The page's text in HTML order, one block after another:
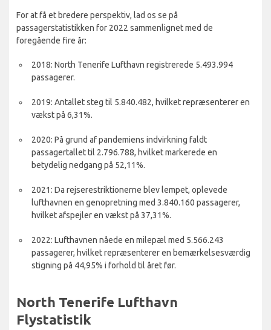
For at få et bredere perspektiv, lad os se på
passagerstatistikken for 2022 sammenlignet med de
foregående fire år:
2018: North Tenerife Lufthavn registrerede 5.493.994
passagerer.
2019: Antallet steg til 5.840.482, hvilket repræsenterer en
vækst på 6,31%.
2020: På grund af pandemiens indvirkning faldt
passagertallet til 2.796.788, hvilket markerede en
betydelig nedgang på 52,11%.
2021: Da rejserestriktionerne blev lempet, oplevede
lufthavnen en genopretning med 3.840.160 passagerer,
hvilket afspejler en vækst på 37,31%.
2022: Lufthavnen nåede en milepæl med 5.566.243
passagerer, hvilket repræsenterer en bemærkelsesværdig
stigning på 44,95% i forhold til året før.
North Tenerife Lufthavn
Flystatistik